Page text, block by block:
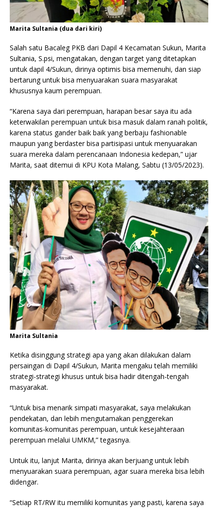
Marita Sultania (dua dari kiri)
Salah satu Bacaleg PKB dari Dapil 4 Kecamatan Sukun, Marita
Sultania, S.psi, mengatakan, dengan target yang ditetapkan
untuk dapil 4/Sukun, dirinya optimis bisa memenuhi, dan siap
bertarung untuk bisa menyuarakan suara masyarakat
khususnya kaum perempuan.
“Karena saya dari perempuan, harapan besar saya itu ada
keterwakilan perempuan untuk bisa masuk dalam ranah politik,
karena status gander baik baik yang berbaju fashionable
maupun yang berdaster bisa partisipasi untuk menyuarakan
suara mereka dalam perencanaan Indonesia kedepan,” ujar
Marita, saat ditemui di KPU Kota Malang, Sabtu (13/05/2023).
Marita Sultania
Ketika disinggung strategi apa yang akan dilakukan dalam
persaingan di Dapil 4/Sukun, Marita mengaku telah memiliki
strategi-strategi khusus untuk bisa hadir ditengah-tengah
masyarakat.
“Untuk bisa menarik simpati masyarakat, saya melakukan
pendekatan, dan lebih mengutamakan penggerekan
komunitas-komunitas perempuan, untuk kesejahteraan
perempuan melalui UMKM,” tegasnya.
Untuk itu, lanjut Marita, dirinya akan berjuang untuk lebih
menyuarakan suara perempuan, agar suara mereka bisa lebih
didengar.
“Setiap RT/RW itu memiliki komunitas yang pasti, karena saya